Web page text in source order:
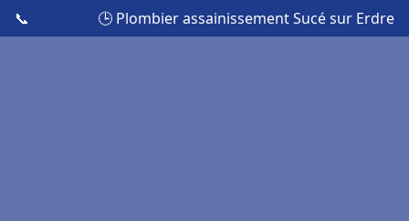
📞 🕒 Plombier assainissement Sucé sur Erdre